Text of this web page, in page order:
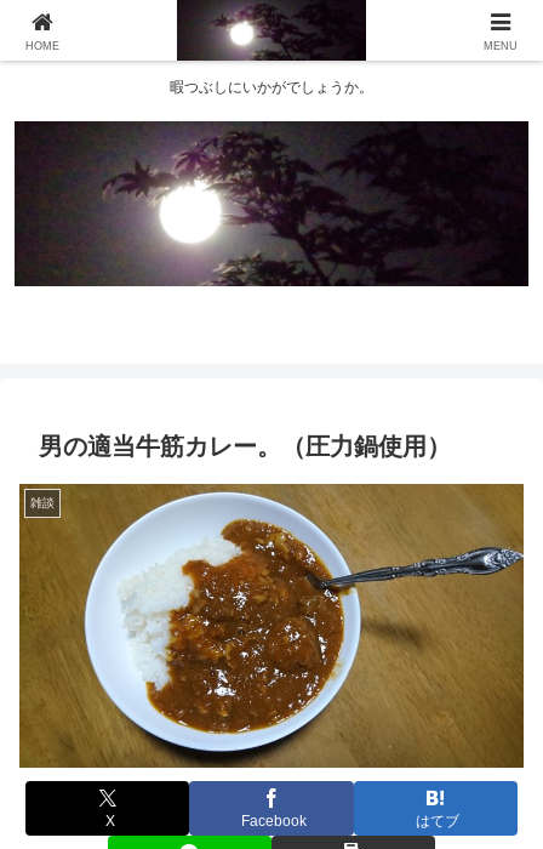
暇つぶしにいかがでしょうか。
男の適当牛筋カレー。（圧力鍋使用）
雑談
X Facebook はてブ
HOME MENU